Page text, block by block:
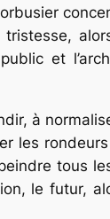
et
à
les
tous
le futur,